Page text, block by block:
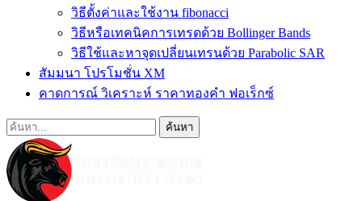
วิธีตั้งค่าและใช้งาน fibonacci
วิธีหรือเทคนิคการเทรดด้วย Bollinger Bands
วิธีใช้และหาจุดเปลี่ยนเทรนด้วย Parabolic SAR
สัมมนา โปรโมชั่น XM
คาดการณ์ วิเคราะห์ ราคาทองคำ ฟอเร็กซ์